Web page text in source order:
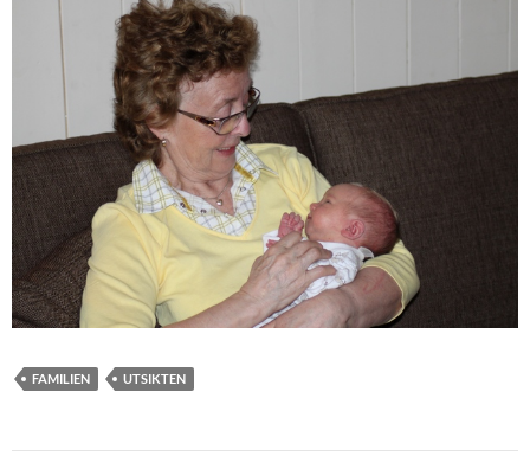
FAMILIEN UTSIKTEN